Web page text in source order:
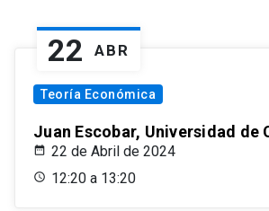
22 ABR
Teoría Económica
Juan Escobar, Universidad de
22 de Abril de 2024
12:20 a 13:20